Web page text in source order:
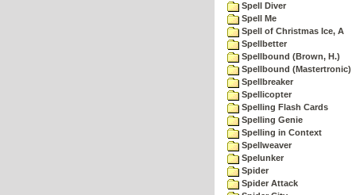
Spell Diver
Spell Me
Spell of Christmas Ice, A
Spellbetter
Spellbound (Brown, H.)
Spellbound (Mastertronic)
Spellbreaker
Spellicopter
Spelling Flash Cards
Spelling Genie
Spelling in Context
Spellweaver
Spelunker
Spider
Spider Attack